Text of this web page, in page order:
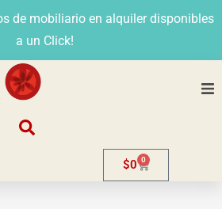
de mobiliario en alquiler disponibles
a un Click!
$0 0